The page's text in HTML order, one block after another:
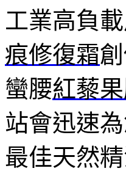
工業高負
痕修復霜
蠻腰紅藜
站會迅速
最佳天然